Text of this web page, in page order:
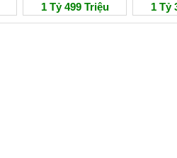
1 Tỷ 499 Triệu 1 Tỷ